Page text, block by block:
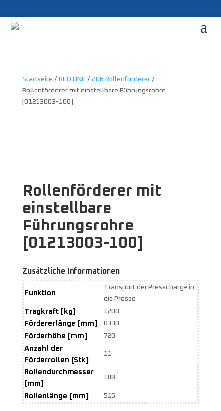
Startseite / RED LINE / 206 Rollenförderer/
Rollenförderer mit einstellbare Führungsrohre
[01213003-100]
Rollenförderer mit
einstellbare
Führungsrohre
[01213003-100]
Zusätzliche Informationen
Funktion
Transport der Presscharge in
die Presse
Tragkraft [kg] 1200
Fördererlänge [mm] 8330
Förderhöhe [mm] 720
Anzahl der
Förderrollen [Stk]
11
Rollendurchmesser
[mm]
108
Rollenlänge [mm] 515